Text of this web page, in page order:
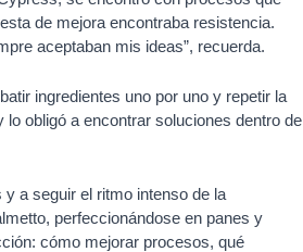
de mejora encontraba resistencia.
aceptaban mis ideas”, recuerda.
ingredientes uno por uno y repetir la
obligó a encontrar soluciones dentro de
a seguir el ritmo intenso de la
perfeccionándose en panes y
cómo mejorar procesos, qué